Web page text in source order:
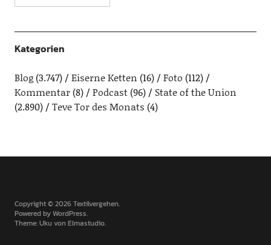
Kategorien
Blog(3.747) Eiserne Ketten (16) Foto (112)
Kommentar(8) Podcast(96)
State of the Union
(2.890)
Teve Tor des Monats (4)
Copyright © 2026 Textilvergehen
Powered byWordPress
Theme: Uku vonElmastudio